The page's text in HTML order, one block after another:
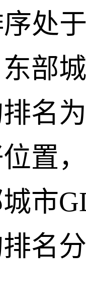
处
部
名
置
市
名